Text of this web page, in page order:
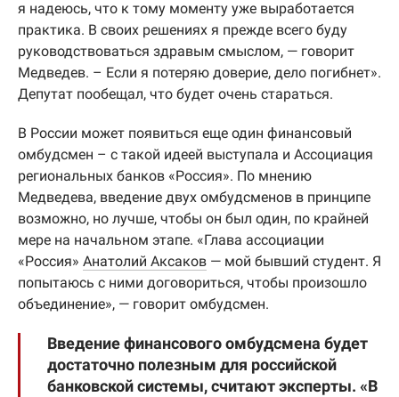
я надеюсь, что к тому моменту уже выработается
практика. В своих решениях я прежде всего буду
руководствоваться здравым смыслом, — говорит
Медведев. – Если я потеряю доверие, дело погибнет».
Депутат пообещал, что будет очень стараться.
В России может появиться еще один финансовый
омбудсмен – с такой идеей выступала и Ассоциация
региональных банков «Россия». По мнению
Медведева, введение двух омбудсменов в принципе
возможно, но лучше, чтобы он был один, по крайней
мере на начальном этапе. «Глава ассоциации
«Россия» Анатолий Аксаков — мой бывший студент. Я
попытаюсь с ними договориться, чтобы произошло
объединение», — говорит омбудсмен.
Введение финансового омбудсмена будет
достаточно полезным для российской
банковской системы, считают эксперты. «В